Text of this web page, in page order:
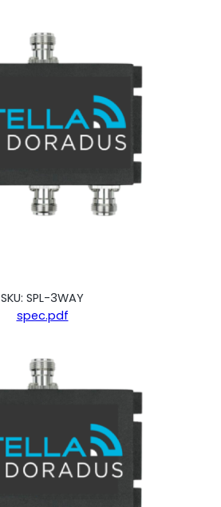
SKU: SPL-3WAY
spec.pdf